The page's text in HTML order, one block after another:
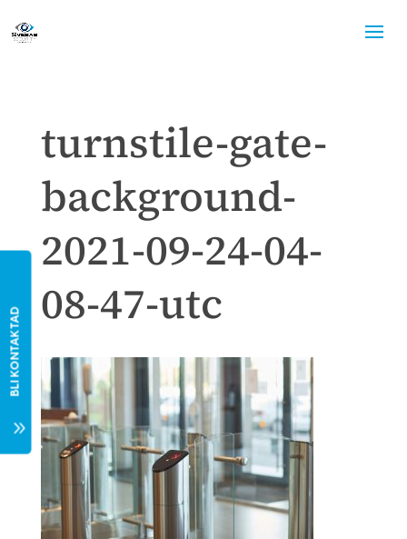
turnstile-gate-
background-
2021-09-24-04-
08-47-utc
7
BLI KONTAKTAD